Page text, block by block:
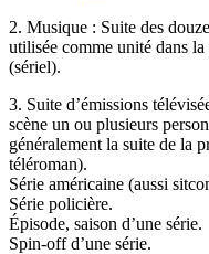
2. Musique : Suite des
utilisée comme unité dans
(sériel).
3. Suite d’émissions
scène un ou plusieurs
généralement la suite de la
téléroman).
Série américaine (aussi
Série policière.
Épisode, saison d’une série.
Spin-off d’une série.